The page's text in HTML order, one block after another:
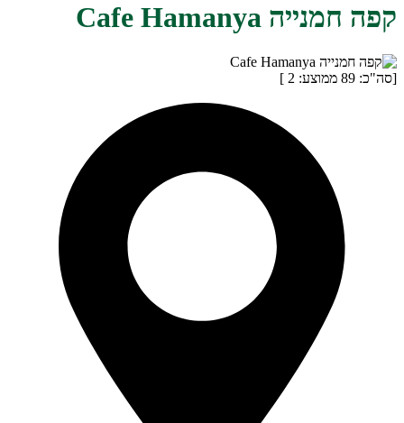
קפה חמנייה Cafe Hamanya
[סה"כ: 89 ממוצע: 2
]